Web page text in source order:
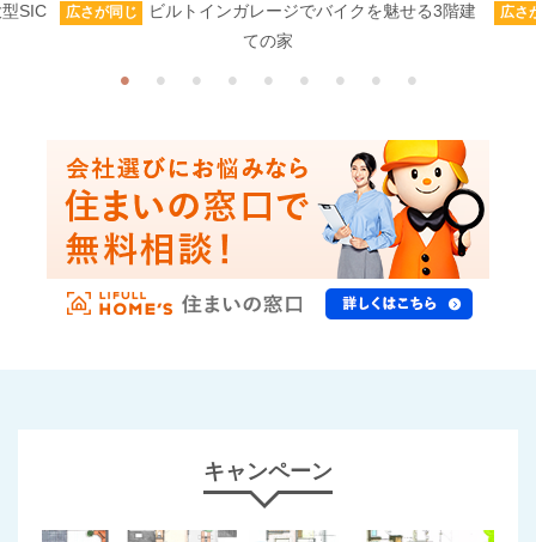
SIC 広さが同じ
ビルトインガレージでバイクを魅せる3階建
ての家
広さ
キャンペーン